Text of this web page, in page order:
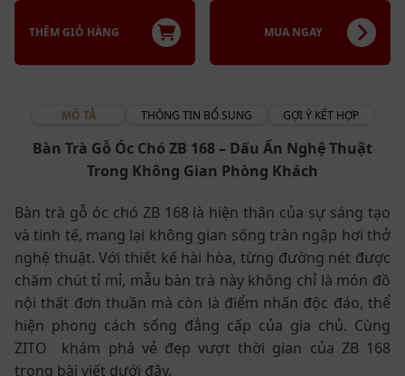
THÊM GIỎ HÀNG MUA NGAY
MÔ TẢ THÔNG TIN BỔ SUNG GỢI Ý KẾT HỢP
Bàn Trà Gỗ Óc Chó ZB 168 – Dấu Ấn Nghệ Thuật
Trong Không Gian Phòng Khách
Bàn trà gỗ óc chó ZB 168 là hiện thân của sự sáng tạo
và tinh tế, mang lại không gian sống tràn ngập hơi thở
nghệ thuật. Với thiết kế hài hòa, từng đường nét được
chăm chút tỉ mỉ, mẫu bàn trà này không chỉ là món đồ
nội thất đơn thuần mà còn là điểm nhấn độc đáo, thể
hiện phong cách sống đẳng cấp của gia chủ. Cùng
ZITO khám phá vẻ đẹp vượt thời gian của ZB 168
trong bài viết dưới đây.